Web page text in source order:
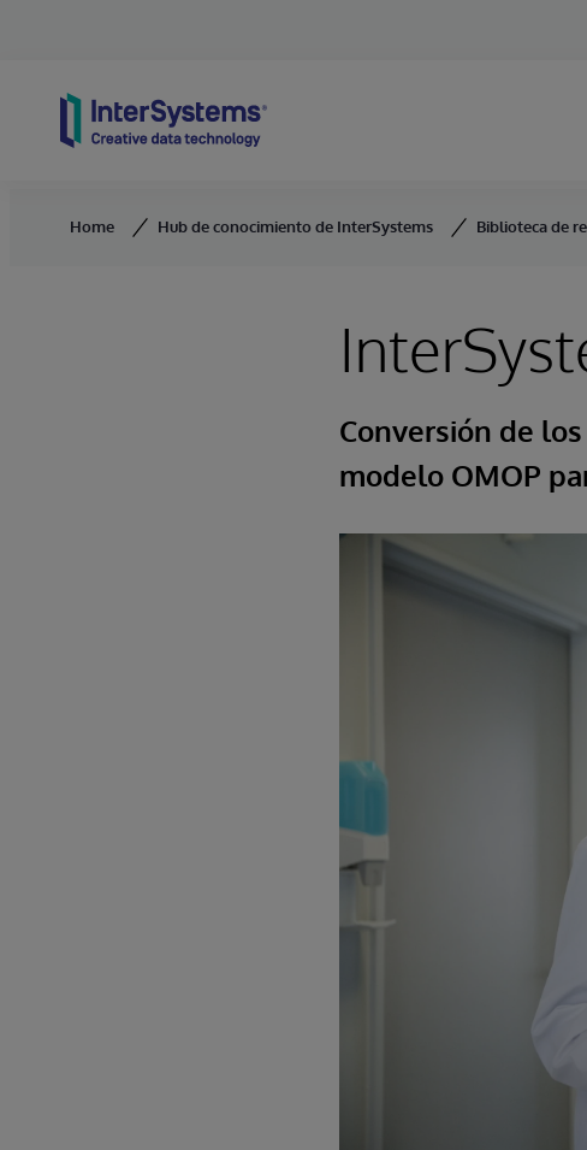
Home Hub de conocimiento de InterSystems Biblioteca de
Conversión de
modelo OMOP